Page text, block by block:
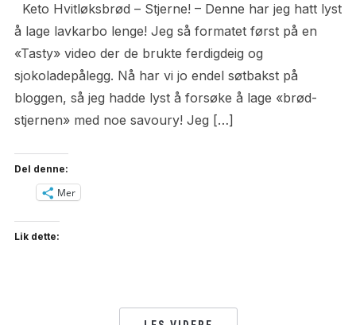
Keto Hvitløksbrød – Stjerne! – Denne har jeg hatt lyst
å lage lavkarbo lenge! Jeg så formatet først på en
«Tasty» video der de brukte ferdigdeig og
sjokoladepålegg. Nå har vi jo endel søtbakst på
bloggen, så jeg hadde lyst å forsøke å lage «brød-
stjernen» med noe savoury! Jeg […]
Del denne:
Mer
Lik dette: